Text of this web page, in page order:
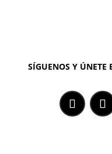
SÍGUENOS Y ÚNETE